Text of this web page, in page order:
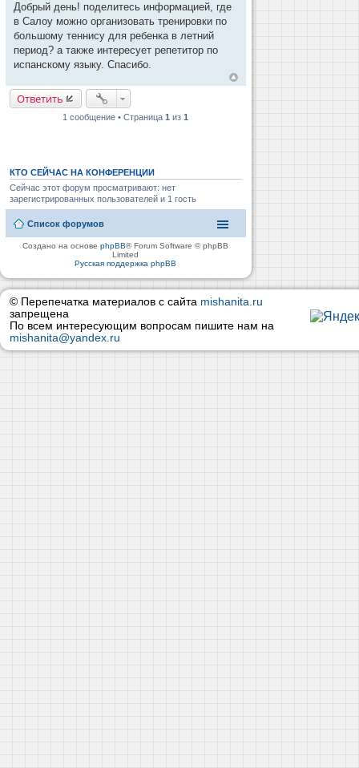
о
б
е
н
е
Добрый день! поделитесь информацией, где
в Салоу можно организовать тренировки по
большому теннису для ребенка в летний
период? а также интересует репетитор по
испанскому языку. Спасибо.
Ответить
1 сообщение • Страница1 из1
КТО СЕЙЧАС НА КОНФЕРЕНЦИИ
Сейчас этот форум просматривают: нет
зарегистрированных пользователей и 1 гость
Список форумов
Создано на основеphpBB® Forum Software © phpBB
Limited
Русская поддержка phpBB
© Перепечатка материалов с сайта mishanita.ru
запрещена
По всем интересующим вопросам пишите нам на
mishanita@yandex.ru